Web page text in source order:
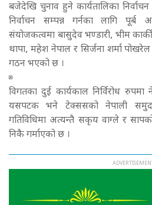
बजेदेखि चुनाव हुने कार्यतालिका
निर्वाचन सम्पन्न गर्नका लागि पूर्ब
संयोजकत्वमा बासुदेव भण्डारी, भीम
थापा, महेश नेपाल र सिर्जना शर्मा
गठन भएको छ ।
विगतका दुई कार्यकाल निर्विरोध
यसपटक भने टेक्ससको नेपाली
गतिविधिमा अत्यन्तै सकृय वाग्ले र
निकै गर्माएको छ ।